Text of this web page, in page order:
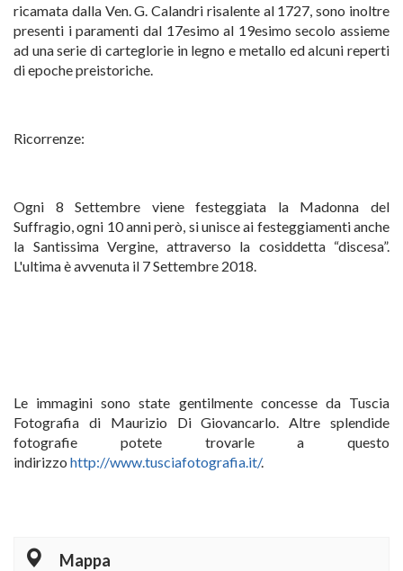
ricamata dalla Ven. G. Calandri risalente al 1727, sono inoltre
presenti i paramenti dal 17esimo al 19esimo secolo assieme
ad una serie di carteglorie in legno e metallo ed alcuni reperti
di epoche preistoriche.
Ricorrenze:
Ogni 8 Settembre viene festeggiata la Madonna del
Suffragio, ogni 10 anni però, si unisce ai festeggiamenti anche
la Santissima Vergine, attraverso la cosiddetta “discesa”.
L'ultima è avvenuta il 7 Settembre 2018.
Le immagini sono state gentilmente concesse da Tuscia
Fotografia di Maurizio Di Giovancarlo. Altre splendide
fotografie potete trovarle a questo
indirizzo http://www.tusciafotografia.it/.
Mappa